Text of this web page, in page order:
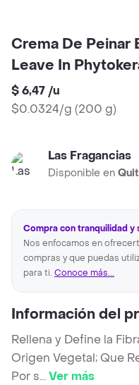
Crema De Peinar
Leave In
$ 6,47 /u
$0.0324/g (200 g)
Las Fragancias
Disponible en
Compra con tranquilidad y
Nos enfocamos en
compras y que puedas
para ti. Conoce más...
Información del
Rellena y Define la
Origen Vegetal; Que
Por s...Ver más